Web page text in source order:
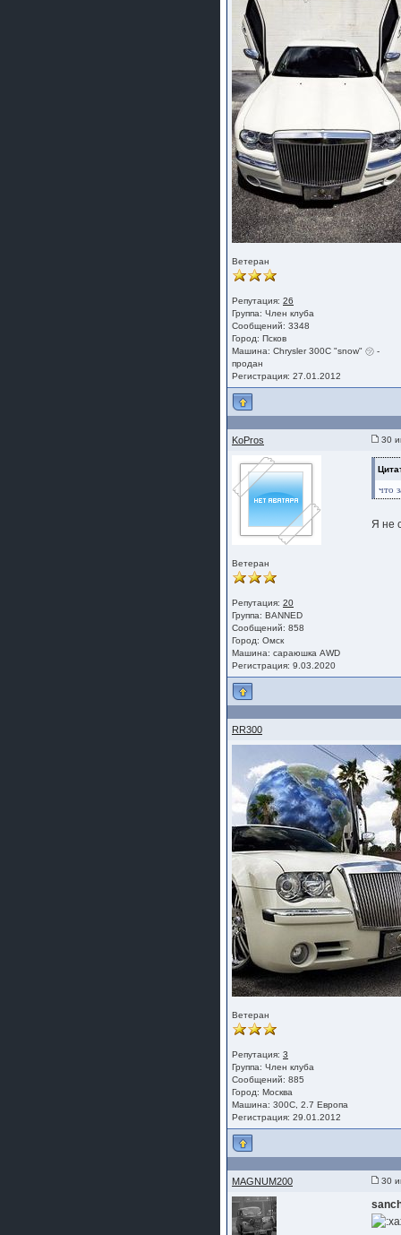
Ветеран
Репутация: 26
Группа: Член клуба
Сообщений: 3348
Город: Псков
Машина: Chrysler 300C "snow" ㋡ -
продан
Регистрация: 27.01.2012
KoPros 30
Ветеран
Репутация: 20
Группа: BANNED
Сообщений: 858
Город: Омск
Машина: сараюшка АWD
Регистрация: 9.03.2020
что
Я не
RR300
Ветеран
Репутация: 3
Группа: Член клуба
Сообщений: 885
Город: Москва
Машина: 300C, 2.7 Европа
Регистрация: 29.01.2012
MAGNUM200 30